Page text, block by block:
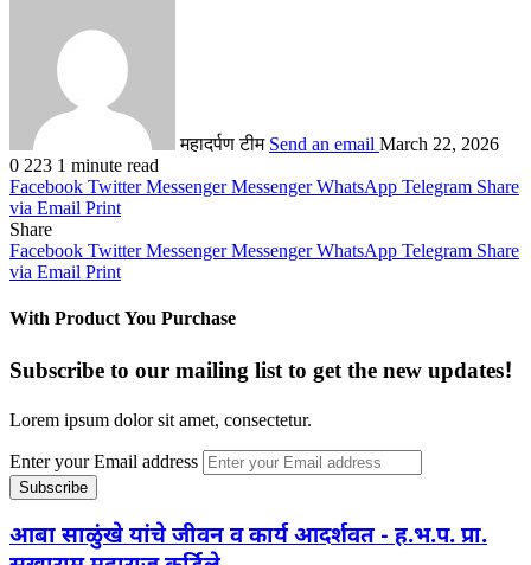
महादर्पण टीम Send an email March 22, 2026
0 223 1 minute read
Facebook Twitter Messenger Messenger WhatsApp Telegram Share
via Email Print
Share
Facebook Twitter Messenger Messenger WhatsApp Telegram Share
via Email Print
With Product You Purchase
Subscribe to our mailing list to get the new updates!
Lorem ipsum dolor sit amet, consectetur.
Enter your Email address
आबा साळुंखे यांचे जीवन व कार्य आदर्शवत - ह.भ.प. प्रा.